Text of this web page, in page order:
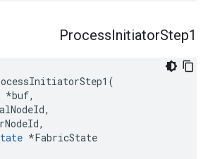
ProcessInitiatorStep1
*buf,
*FabricState